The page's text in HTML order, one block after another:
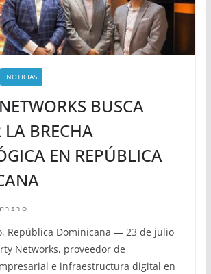
NOTICIAS
BUSCA
LA BRECHA
EN REPÚBLICA
República Dominicana — 23 de julio
Networks, proveedor de
e infraestructura digital en